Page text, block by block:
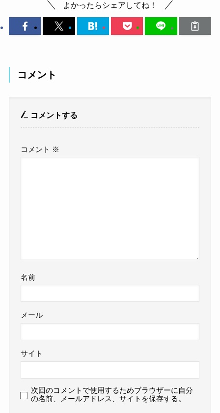
よかったらシェアしてね！
コメント
コメントする
コメント ※
名前
メール
サイト
次回のコメントで使用するためブラウザーに自分
の名前、メールアドレス、サイトを保存する。